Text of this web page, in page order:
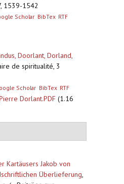
1539-1542
Scholar BibTex RTF
Doorlant, Dorland,
de spiritualité, 3
Scholar BibTex RTF
Dorlant.PDF (1.16
Kartäusers Jakob von
Überlieferung,